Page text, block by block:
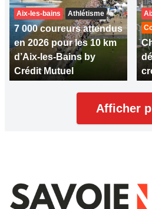
Aix-les-bains Athlétisme
7 000 coureurs attendus
en 2026 pour les 10 km
d’Aix-les-Bains by
Crédit Mutuel
Afficher